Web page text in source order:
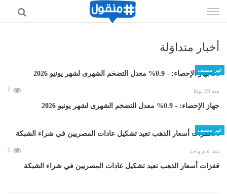
الى
أخبار متداوَلة
غير مصنف
منذ 29 يومًا 0
جهاز الإحصاء: - 0.9% معدل التضخم الشهرى لشهر يونيو 2026
غير مصنف
منذ عام واحد 0
قفزات أسعار الذهب تعيد تشكيل عادات المصريين في شراء الشبكة